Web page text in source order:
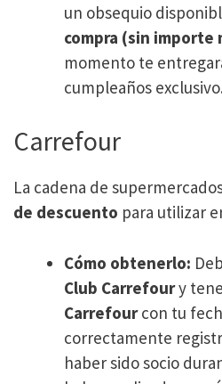
un obsequio
compra (sin importe
momento te
cumpleaños exclusivo.
Carrefour
La cadena de
de descuento para utilizar
Cómo obtenerlo:
Club Carrefoury
Carrefourcon tu
correctamente
haber sido socio